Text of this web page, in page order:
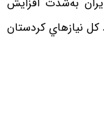
كل نيازهاي كردستان